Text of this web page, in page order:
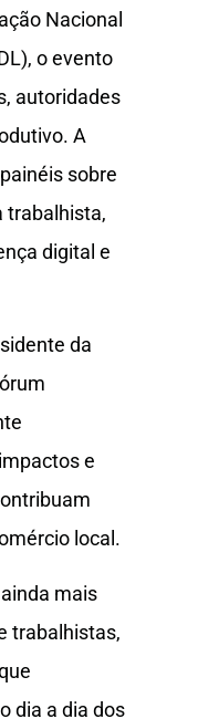
Nacional
o evento
autoridades
A
sobre
trabalhista,
digital e
da
e
local.
mais
trabalhistas,
dia a dia dos